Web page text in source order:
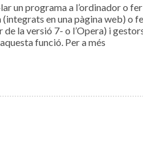
un programa a l’ordinador o fer
en una pàgina web) o
la versió 7- o l’Opera) i
funció. Per a més